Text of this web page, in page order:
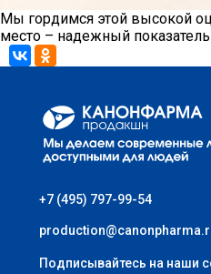
ПРАКТИКА
ВАКАНСИИ
ПАРТНЕРАМ
+7 (495) 740-03-81
Мы гордимся этой высокой
место – надежный
+7 (495) 797-99-54
Подписывайтесь на наши